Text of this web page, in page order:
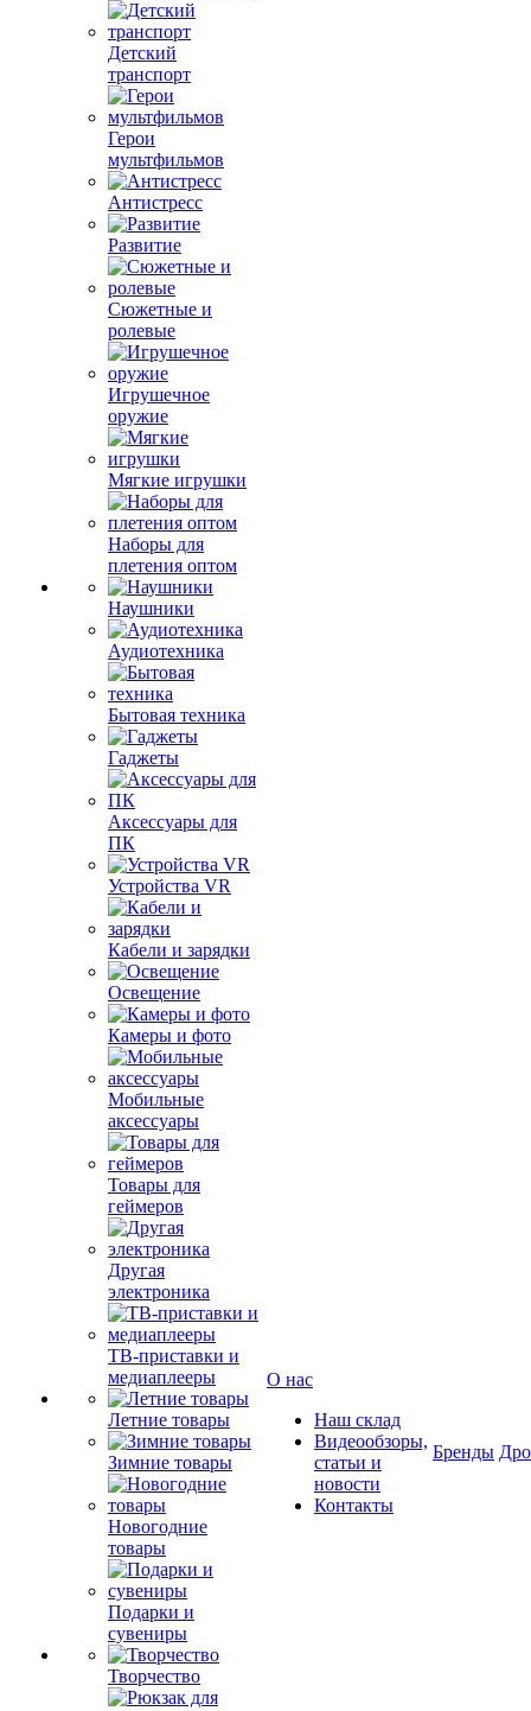
Детский
транспорт
Герои
мультфильмов
Антистресс
Развитие
Сюжетные и
ролевые
Игрушечное
оружие
Мягкие игрушки
Наборы для
плетения оптом
Наушники
Аудиотехника
Бытовая техника
Гаджеты
Аксессуары для
ПК
Устройства VR
Кабели и зарядки
Освещение
Камеры и фото
Мобильные
аксессуары
Товары для
геймеров
Другая
электроника
ТВ-приставки и
медиаплееры
Летние товары
Зимние товары
Новогодние
товары
Подарки и
сувениры
Творчество
О нас
Наш склад
Видеообзоры,
статьи и
новости
Контакты
Бренды